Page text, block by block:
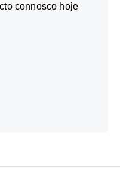
connosco hoje